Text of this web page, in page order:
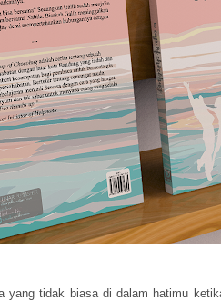
yang tidak biasa di dalam hatimu